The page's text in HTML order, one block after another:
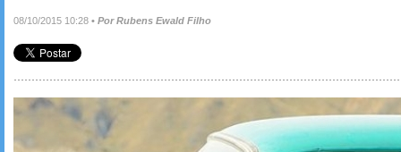
08/10/2015 10:28 • Por Rubens Ewald Filho